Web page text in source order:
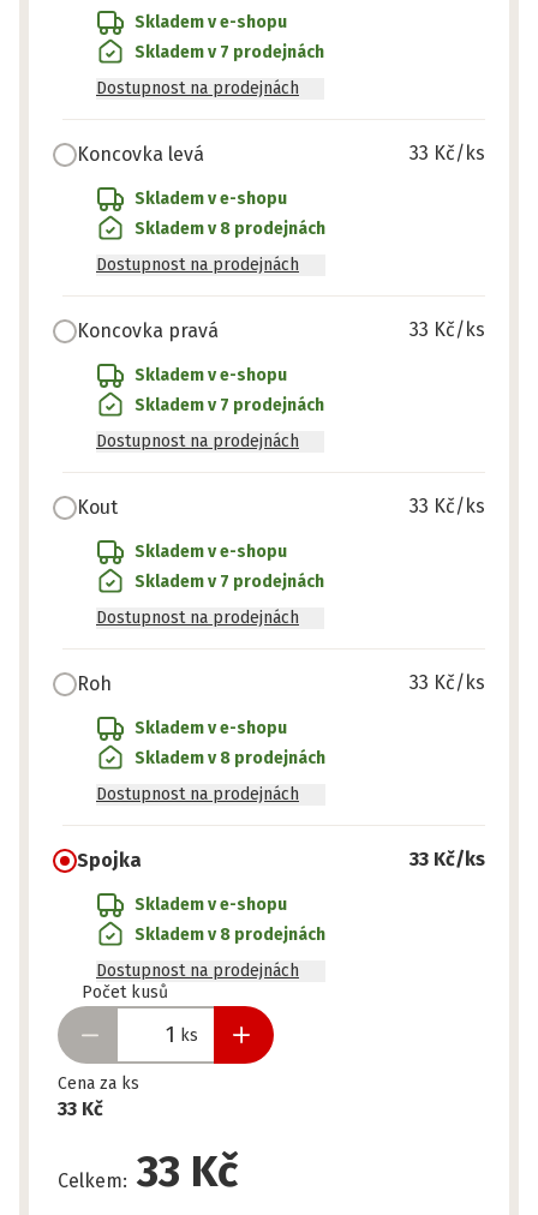
Skladem v e-shopu
Skladem v 7 prodejnách
Dostupnost na prodejnách
Koncovka levá 33 Kč/ks
Skladem v e-shopu
Skladem v 8 prodejnách
Dostupnost na prodejnách
Koncovka pravá 33 Kč/ks
Skladem v e-shopu
Skladem v 7 prodejnách
Dostupnost na prodejnách
Kout 33 Kč/ks
Skladem v e-shopu
Skladem v 7 prodejnách
Dostupnost na prodejnách
Roh 33 Kč/ks
Skladem v e-shopu
Skladem v 8 prodejnách
Dostupnost na prodejnách
Spojka 33 Kč/ks
Skladem v e-shopu
Skladem v 8 prodejnách
Dostupnost na prodejnách
Počet kusů
ks
Připraveno
Cena za ks
33 Kč
Celkem: 33 Kč